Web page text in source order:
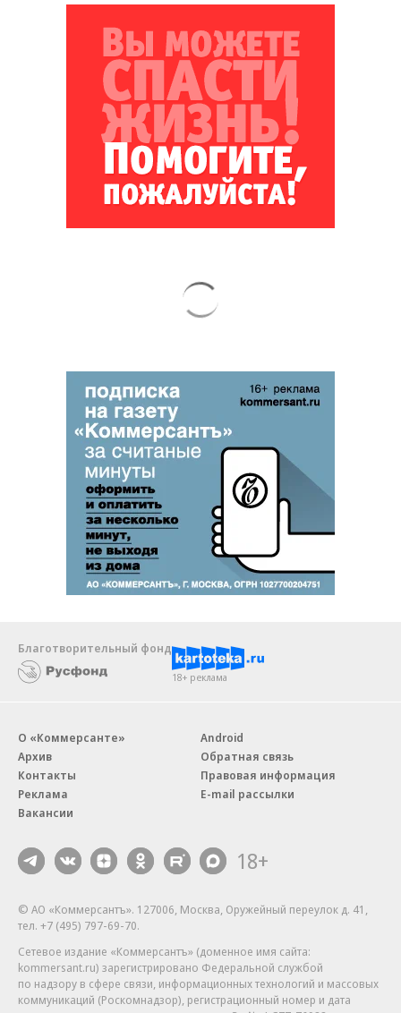
Благотворительный фонд
18+ реклама
О «Коммерсанте»
Архив
Контакты
Реклама
Вакансии
Android
Обратная связь
Правовая информация
E-mail рассылки
18+
© АО «Коммерсантъ». 127006, Москва, Оружейный переулок д. 41,
тел. +7 (495) 797-69-70.
Сетевое издание «Коммерсантъ» (доменное имя сайта:
kommersant.ru) зарегистрировано Федеральной службой
по надзору в сфере связи, информационных технологий и массовых
коммуникаций (Роскомнадзор), регистрационный номер и дата